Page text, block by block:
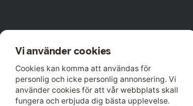
Vi använder cookies
Cookies kan komma att användas för
personlig och icke personlig annonsering. Vi
använder cookies för att vår webbplats skall
fungera och erbjuda dig bästa upplevelse.